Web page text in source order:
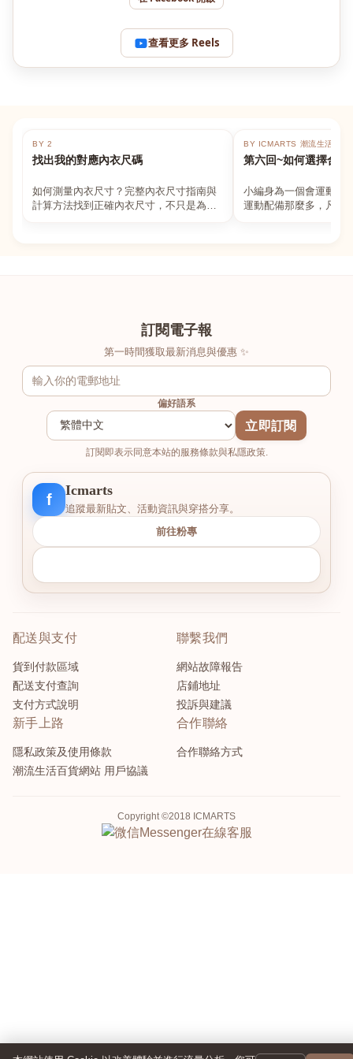
查看更多 Reels
BY 2
找出我的對應內衣尺碼
如何測量內衣尺寸？完整內衣尺寸指南與
計算方法找到正確內衣尺寸，不只是為了
BY ICMARTS 潮流生活百貨
第六回~如何選擇合適
小編身為一個會運動的
運動配備那麼多，凡舉
訂閱電子報
第一時間獲取最新消息與優惠 ✨
偏好語系
立即訂閱
訂閱即表示同意本站的服務條款與私隱政策.
f
Icmarts
追蹤最新貼文、活動資訊與穿搭分享。
前往粉專
配送與支付
貨到付款區域
配送支付查詢
支付方式說明
聯繫我們
網站故障報告
店鋪地址
投訴與建議
新手上路
隱私政策及使用條款
潮流生活百貨網站 用戶協議
合作聯絡
合作聯絡方式
Copyright ©2018 ICMARTS
Messenger在線客服